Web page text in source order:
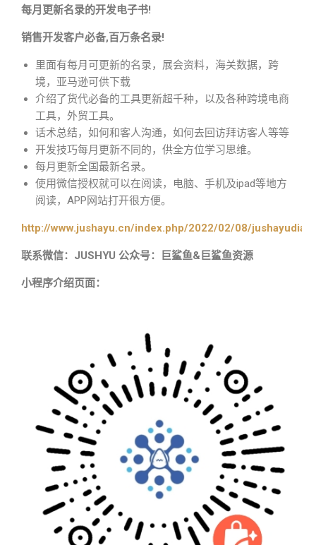
每月更新名录的开发电子书!
销售开发客户必备,百万条名录!
里面有每月可更新的名录，展会资料，海关数据，跨
境，亚马逊可供下载
介绍了货代必备的工具更新超千种，以及各种跨境电商
工具，外贸工具。
话术总结，如何和客人沟通，如何去回访拜访客人等等
开发技巧每月更新不同的，供全方位学习思维。
每月更新全国最新名录。
使用微信授权就可以在阅读，电脑、手机及ipad等地方
阅读，APP网站打开很方便。
http://www.jushayu.cn/index.php/2022/02/08/
联系微信：JUSHYU 公众号：巨鲨鱼&巨鲨鱼资源
小程序介绍页面：